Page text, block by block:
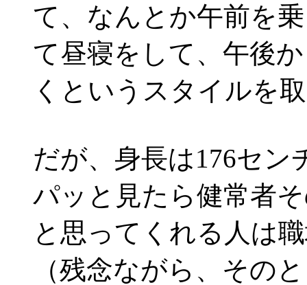
て、なんとか午前を
て昼寝をして、午後
くというスタイルを
だが、身長は176セン
パッと見たら健常者
と思ってくれる人は
（残念ながら、その